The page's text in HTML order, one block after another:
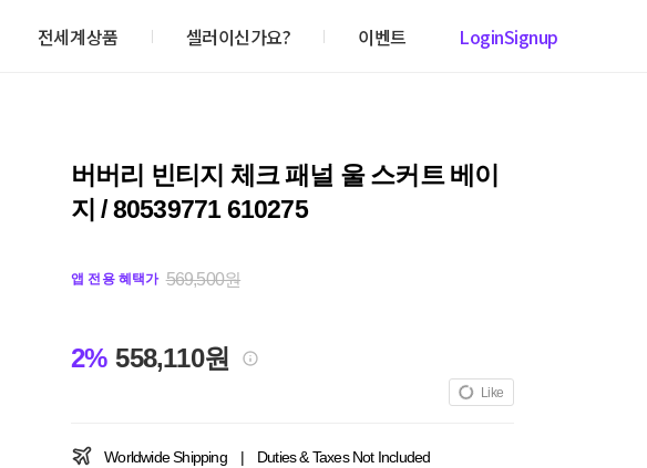
전세계상품 셀러이신가요? 이벤트 LoginSignup
버버리 빈티지 체크 패널 울 스커트 베이
지 / 80539771 610275
앱 전용 혜택가 569,500원
2% 558,110원
Like
Worldwide Shipping | Duties & Taxes Not Included